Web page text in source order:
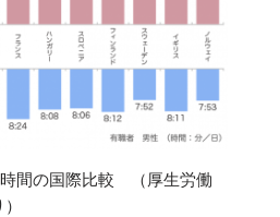
時間の国際比較 （厚生労働